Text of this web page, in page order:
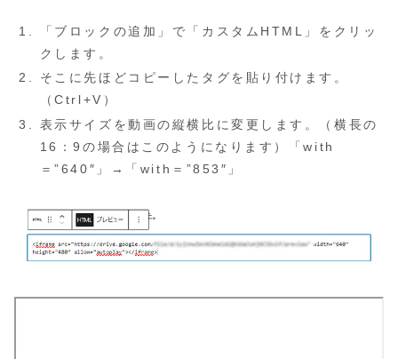
「ブロックの追加」で「カスタムHTML」をクリッ
クします。
そこに先ほどコピーしたタグを貼り付けます。
（Ctrl+V）
表示サイズを動画の縦横比に変更します。（横長の
16：9の場合はこのようになります）「with
＝”640″」→「with＝”853″」